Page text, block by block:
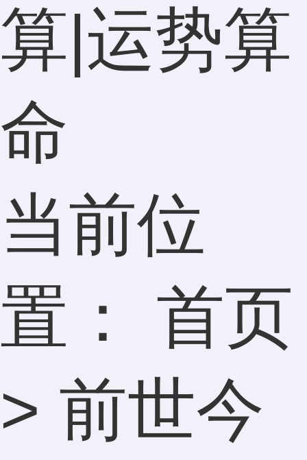
算|运势算
命
当前位
置： 首页
> 前世今